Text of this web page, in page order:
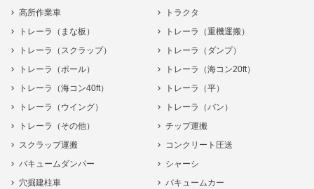
高所作業車
トラクタ
トレーラ（まな板）
トレーラ（重機運搬）
トレーラ（スクラップ）
トレーラ（ダンプ）
トレーラ（ポール）
トレーラ（海コン20ft）
トレーラ（海コン40ft）
トレーラ（平）
トレーラ（ウイング）
トレーラ（バン）
トレーラ（その他）
チップ運搬
スクラップ運搬
コンクリート圧送
バキュームダンパー
シャーシ
穴掘建柱車
バキュームカー